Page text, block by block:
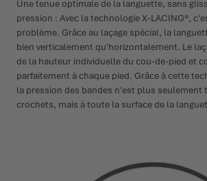
Une tenue optimale de la languette, sans
pression : Avec la technologie X-LACING®,
problème. Grâce au laçage spécial, la
bien verticalement qu'horizontalement. Le
de la hauteur individuelle du cou-de-pied et
parfaitement à chaque pied. Grâce à cette
la pression des bandes n'est plus seulement
crochets, mais à toute la surface de la